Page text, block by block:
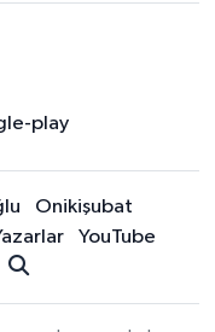
Onikişubat
YouTube